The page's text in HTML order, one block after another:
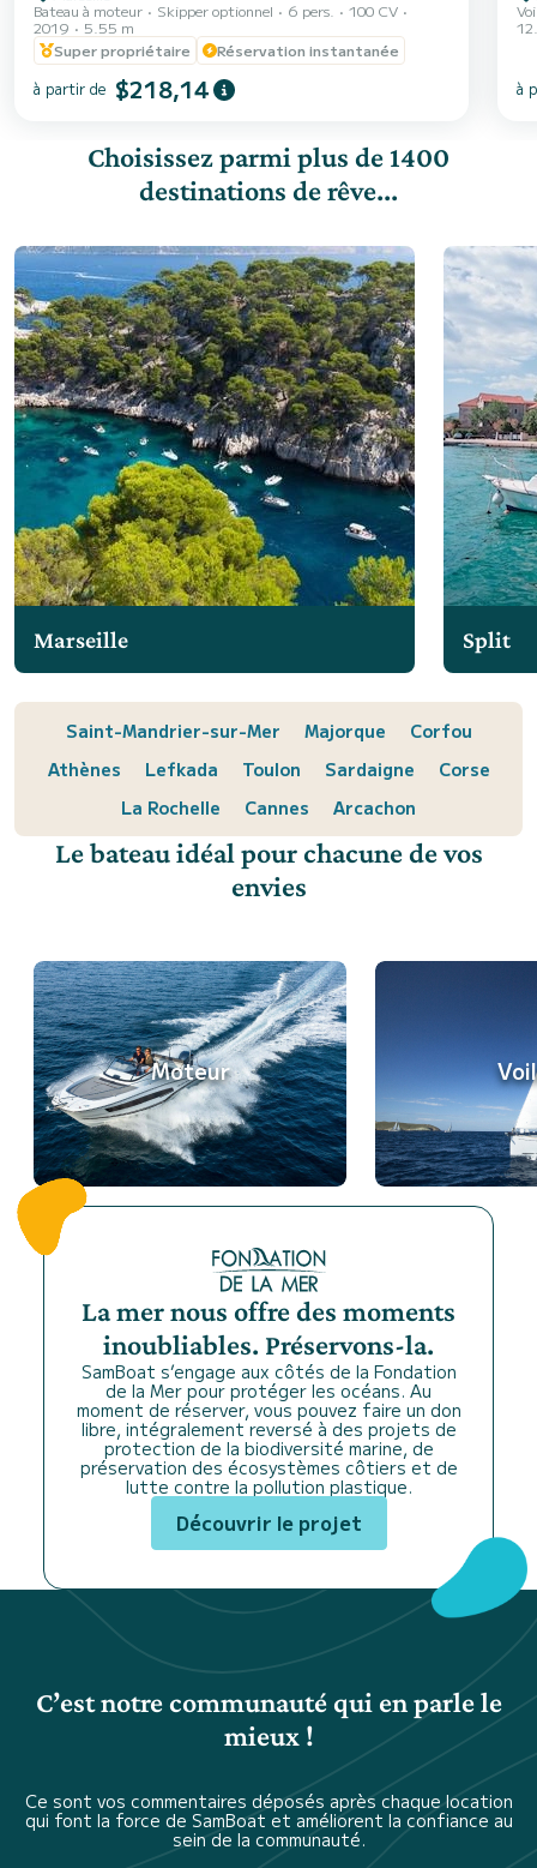
Bateau à moteur
Skipper optionnel 6 pers.
100 CV
2019
5.55 m
Super propriétaire
Réservation instantanée
à partir de $218,14 à
Choisissez parmi plus de 1400
destinations de rêve...
Marseille Split
Saint-Mandrier-sur-Mer Majorque
Corfou
Athènes
Lefkada Toulon Sardaigne
Corse
La Rochelle
Cannes Arcachon
Le bateau idéal pour chacune de vos
envies
Moteur
La mer nous offre des moments
inoubliables. Préservons-la.
SamBoat s’engage aux côtés de la Fondation
de la Mer pour protéger les océans. Au
moment de réserver, vous pouvez faire un don
libre, intégralement reversé à des projets de
protection de la biodiversité marine, de
préservation des écosystèmes côtiers et de
lutte contre la pollution plastique.
Découvrir le projet
C’est notre communauté qui en parle le
mieux !
Ce sont vos commentaires déposés après chaque location
qui font la force de SamBoat et améliorent la confiance au
sein de la communauté.